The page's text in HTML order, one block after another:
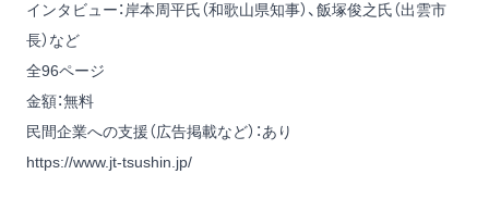
インタビュー：岸本周平氏（和歌山県知事）、飯塚俊之氏（出雲市
長）など
全96ページ
金額：無料
民間企業への支援（広告掲載など）：あり
https://www.jt-tsushin.jp/